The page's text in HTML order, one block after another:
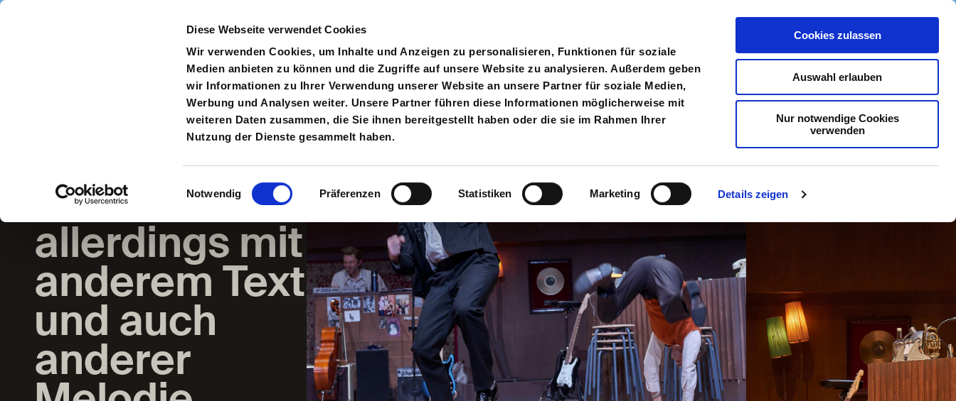
Diese Webseite verwendet Cookies
Wir verwenden Cookies, um Inhalte und Anzeigen zu personalisieren, Funktionen für soziale
Medien anbieten zu können und die Zugriffe auf unsere Website zu analysieren. Außerdem geben
wir Informationen zu Ihrer Verwendung unserer Website an unsere Partner für soziale Medien,
Werbung und Analysen weiter. Unsere Partner führen diese Informationen möglicherweise mit
weiteren Daten zusammen, die Sie ihnen bereitgestellt haben oder die sie im Rahmen Ihrer
Nutzung der Dienste gesammelt haben.
Einwilligungsauswahl
Notwendig Präferenzen Statistiken Marketing Details zeigen
Cookies zulassen
Auswahl erlauben
Nur notwendige Cookies
verwenden
Direkt zum Inhalt
Spielplan Toggle search input Suche Anmelden Anmeldung
Kabale und
Liebe –
allerdings mit
anderem Text
und auch
anderer